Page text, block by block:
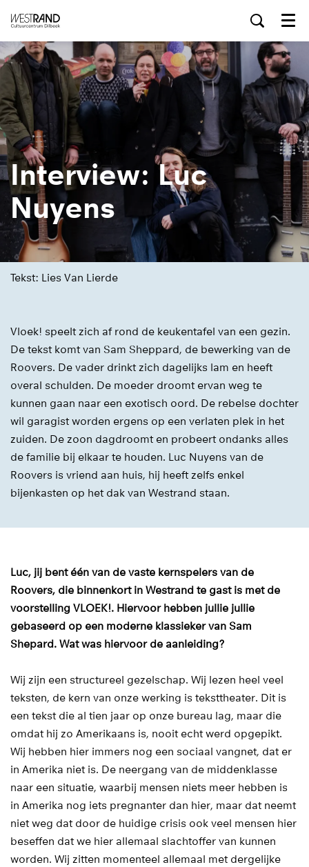
Menu
Interview: Luc
Nuyens
Tekst: Lies Van Lierde
Vloek! speelt zich af rond de keukentafel van een gezin.
De tekst komt van Sam Sheppard, de bewerking van de
Roovers. De vader drinkt zich dagelijks lam en heeft
overal schulden. De moeder droomt ervan weg te
kunnen gaan naar een exotisch oord. De rebelse dochter
wil garagist worden ergens op een verlaten plek in het
zuiden. De zoon dagdroomt en probeert ondanks alles
de familie bij elkaar te houden. Luc Nuyens van de
Roovers is vriend aan huis, hij heeft zelfs enkel
bijenkasten op het dak van Westrand staan.
Luc, jij bent één van de vaste kernspelers van de
Roovers, die binnenkort in Westrand te gast is met de
voorstelling VLOEK!. Hiervoor hebben jullie jullie
gebaseerd op een moderne klassieker van Sam
Shepard. Wat was hiervoor de aanleiding?
Wij zijn een structureel gezelschap. Wij lezen heel veel
teksten, de kern van onze werking is teksttheater. Dit is
een tekst die al tien jaar op onze bureau lag, maar die
omdat hij zo Amerikaans is, nooit echt werd opgepikt.
Wij hebben hier immers nog een sociaal vangnet, dat er
in Amerika niet is. De neergang van de middenklasse
naar een situatie, waarbij mensen niets meer hebben is
in Amerika nog iets pregnanter dan hier, maar dat neemt
niet weg dat door de huidige crisis ook veel mensen hier
beseffen dat we hier allemaal slachtoffer van kunnen
worden. Wij zitten momenteel allemaal met dergelijke